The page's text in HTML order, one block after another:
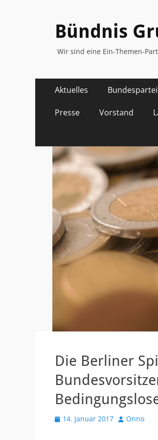
Bündnis
Wir sind eine Ein-Themen-
Primäres
Zum
Inhalt
springen
Aktuelles
Presse Vorstand
Die Berliner
V 14. Januar 2017 A Onno